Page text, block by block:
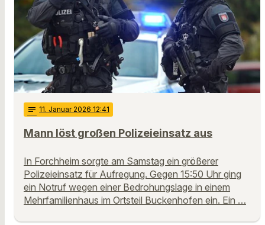
notes 11. Januar 2026 12:41
Mann löst großen Polizeieinsatz aus
In Forchheim sorgte am Samstag ein größerer
Polizeieinsatz für Aufregung. Gegen 15:50 Uhr ging
ein Notruf wegen einer Bedrohungslage in einem
Mehrfamilienhaus im Ortsteil Buckenhofen ein. Ein …